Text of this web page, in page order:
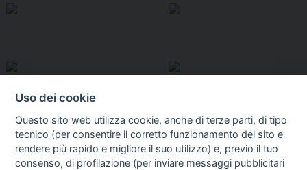
Uso dei cookie
Questo sito web utilizza cookie, anche di terze parti, di tipo
tecnico (per consentire il corretto funzionamento del sito e
rendere più rapido e migliore il suo utilizzo) e, previo il tuo
consenso, di profilazione (per inviare messaggi pubblicitari